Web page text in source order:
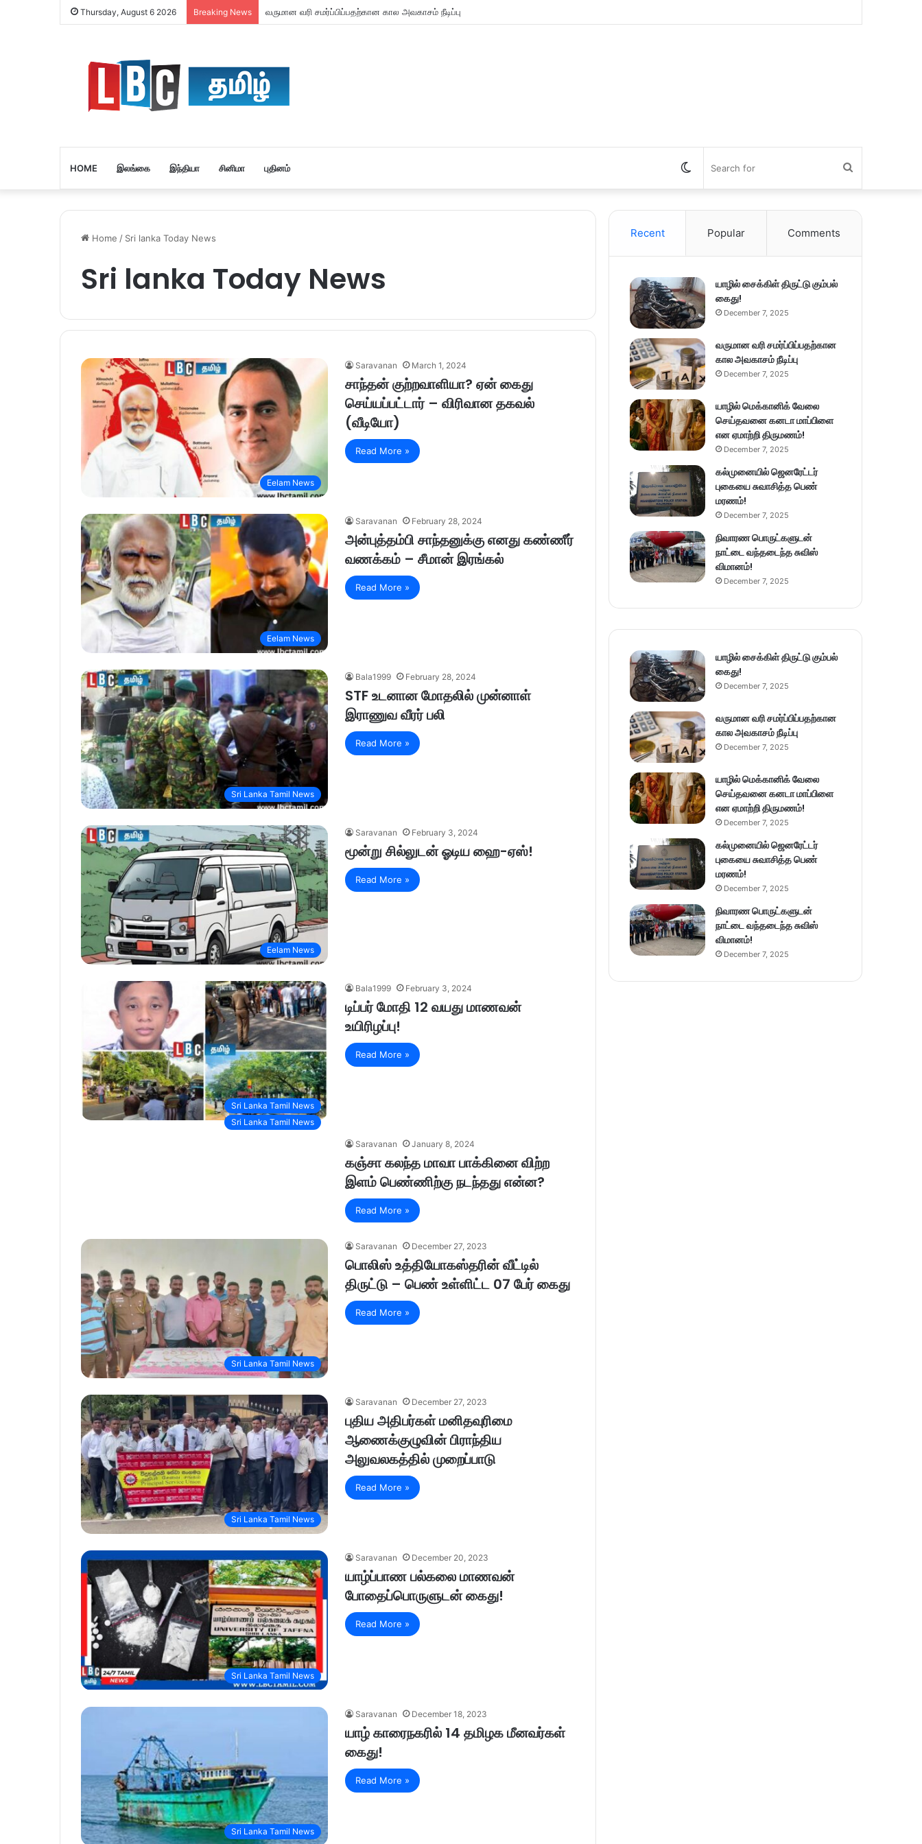
Thursday, August 6 2026 Breaking News யாழில் மெக்கானிக் வேலை செய்தவனை கனடா மாப்பிளை என ஏமாற்றி திருமணம்!
HOME இலங்கை இந்தியா சினிமா புதினம்
for
Switch
skin
Home / Sri lanka Today News
Sri lanka Today News
Eelam News
Saravanan March 1, 2024
சாந்தன் குற்றவாளியா? ஏன் கைது
செய்யப்பட்டார் – விரிவான தகவல்
(வீடியோ)
Read More »
Eelam News
Saravanan February 28, 2024
அன்புத்தம்பி சாந்தனுக்கு எனது கண்ணீர்
வணக்கம் – சீமான் இரங்கல்
Read More »
Sri Lanka Tamil News
Bala1999 February 28, 2024
STF உடனான மோதலில் முன்னாள்
இராணுவ வீரர் பலி
Read More »
Eelam News
Saravanan February 3, 2024
மூன்று சில்லுடன் ஓடிய ஹை-ஏஸ்!
Read More »
Sri Lanka Tamil News
Bala1999 February 3, 2024
டிப்பர் மோதி 12 வயது மாணவன்
உயிரிழப்பு!
Read More »
Sri Lanka Tamil News
Saravanan January 8, 2024
கஞ்சா கலந்த மாவா பாக்கினை விற்ற
இளம் பெண்ணிற்கு நடந்தது என்ன?
Read More »
Sri Lanka Tamil News
Saravanan December 27, 2023
பொலிஸ் உத்தியோகஸ்தரின் வீட்டில்
திருட்டு – பெண் உள்ளிட்ட 07 பேர் கைது
Read More »
Sri Lanka Tamil News
Saravanan December 27, 2023
புதிய அதிபர்கள் மனிதவுரிமை
ஆணைக்குழுவின் பிராந்திய
அலுவலகத்தில் முறைப்பாடு
Read More »
Sri Lanka Tamil News
Saravanan December 20, 2023
யாழ்ப்பாண பல்கலை மாணவன்
போதைப்பொருளுடன் கைது!
Read More »
Sri Lanka Tamil News
Saravanan December 18, 2023
யாழ் காரைநகரில் 14 தமிழக மீனவர்கள்
கைது!
Read More »
Recent Popular Comments
யாழில் சைக்கிள் திருட்டு கும்பல்
கைது!
December 7, 2025
வருமான வரி சமர்ப்பிப்பதற்கான
கால அவகாசம் நீடிப்பு
December 7, 2025
யாழில் மெக்கானிக் வேலை
செய்தவனை கனடா மாப்பிளை
என ஏமாற்றி திருமணம்!
December 7, 2025
கல்முனையில் ஜெனரேட்டர்
புகையை சுவாசித்த பெண்
மரணம்!
December 7, 2025
நிவாரண பொருட்களுடன்
நாட்டை வந்தடைந்த சுவிஸ்
விமானம்!
December 7, 2025
யாழில் சைக்கிள் திருட்டு கும்பல்
கைது!
December 7, 2025
வருமான வரி சமர்ப்பிப்பதற்கான
கால அவகாசம் நீடிப்பு
December 7, 2025
யாழில் மெக்கானிக் வேலை
செய்தவனை கனடா மாப்பிளை
என ஏமாற்றி திருமணம்!
December 7, 2025
கல்முனையில் ஜெனரேட்டர்
புகையை சுவாசித்த பெண்
மரணம்!
December 7, 2025
நிவாரண பொருட்களுடன்
நாட்டை வந்தடைந்த சுவிஸ்
விமானம்!
December 7, 2025